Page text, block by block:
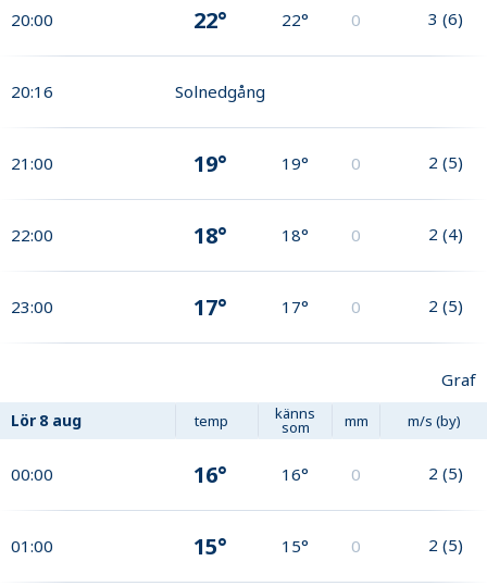
20:00 22° 22° 0 3 (6)
20:16 Solnedgång
21:00 19° 19° 0 2 (5)
22:00 18° 18° 0 2 (4)
23:00 17° 17° 0 2 (5)
Graf
Lör 8 aug temp känns
som mm m/s (by)
00:00 16° 16° 0 2 (5)
01:00 15° 15° 0 2 (5)